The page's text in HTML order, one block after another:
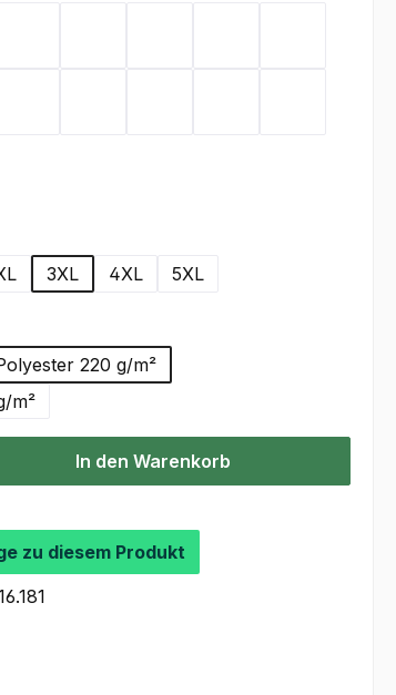
3XL 4XL 5XL
220 g/m²
m²
Wert ein oder benutze die Schaltflächen
In den Warenkorb
zu diesem Produkt